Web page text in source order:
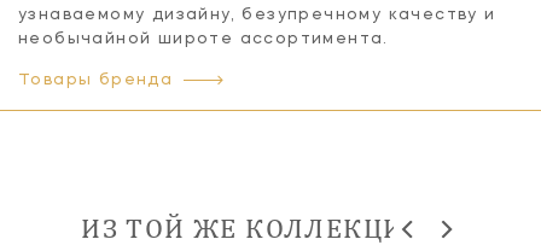
узнаваемому дизайну, безупречному качеству и
необычайной широте ассортимента.
Товары бренда
ИЗ ТОЙ ЖЕ КОЛЛЕКЦИИ